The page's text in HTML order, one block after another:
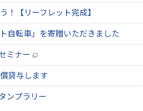
【リーフレット完成】
自転車」を寄贈いただきました
ミナー
貸与します
ンプラリー